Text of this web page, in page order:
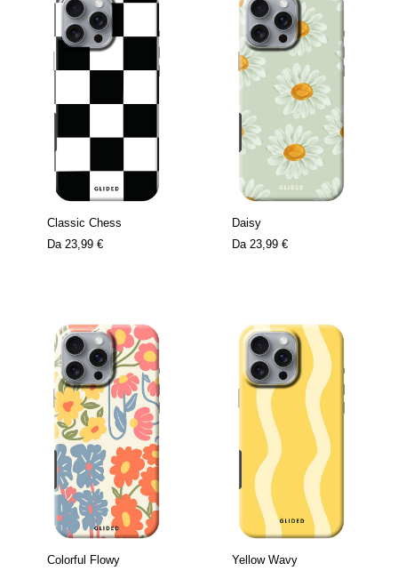
Classic Chess
Da 23,99 €
Daisy
Da 23,99 €
Colorful Flowy
Yellow Wavy